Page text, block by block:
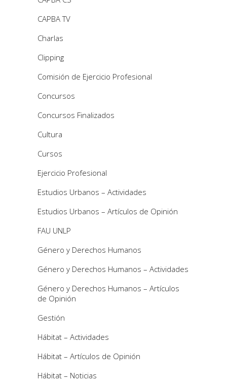
CAPBA TV
Charlas
Clipping
Comisión de Ejercicio Profesional
Concursos
Concursos Finalizados
Cultura
Cursos
Ejercicio Profesional
Estudios Urbanos – Actividades
Estudios Urbanos – Artículos de Opinión
FAU UNLP
Género y Derechos Humanos
Género y Derechos Humanos – Actividades
Género y Derechos Humanos – Artículos
de Opinión
Gestión
Hábitat – Actividades
Hábitat – Artículos de Opinión
Hábitat – Noticias